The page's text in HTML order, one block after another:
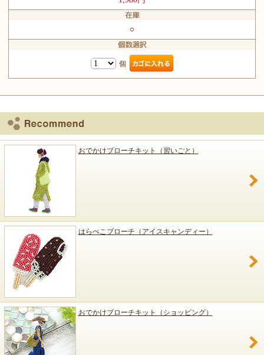
○
個
おでかけブローチキット（習いごと）
はらぺこブローチ（アイスキャンディー）
おでかけブローチキット（ショッピング）